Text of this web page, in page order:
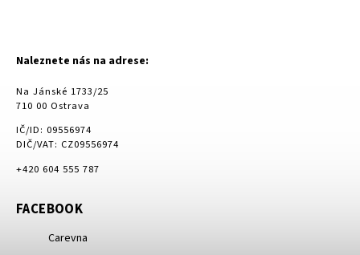
Naleznete nás na adrese:
Na Jánské 1733/25
710 00 Ostrava
IČ/ID: 09556974
DIČ/VAT: CZ09556974
+420 604 555 787
FACEBOOK
Carevna